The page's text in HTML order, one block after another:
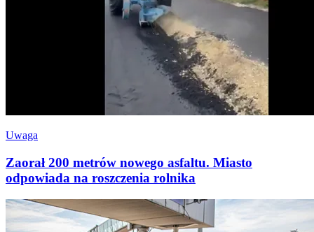
Uwaga
Zaorał 200 metrów nowego asfaltu. Miasto
odpowiada na roszczenia rolnika